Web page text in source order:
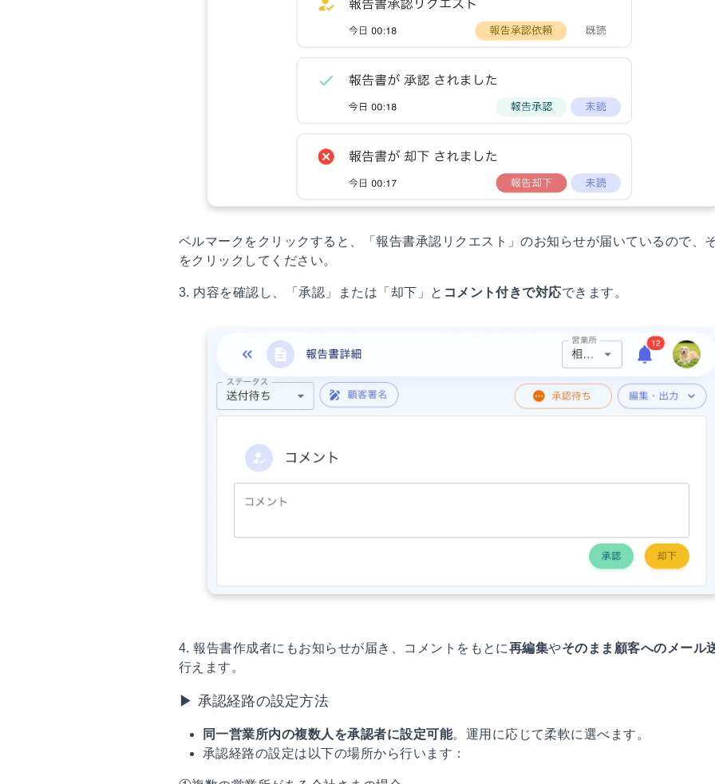
ベルマークをクリックすると、「報告書承認リクエスト」のお知らせが届いているので、
をクリックしてください。
3. 内容を確認し、「承認」または「却下」と コメント付きで対応できます。
4. 報告書作成者にもお知らせが届き、コメントをもとに再編集やそのまま顧客へのメール
行えます。
▶ 承認経路の設定方法
同一営業所内の複数人を承認者に設定可能。運用に応じて柔軟に選べます。
承認経路の設定は以下の場所から行います：